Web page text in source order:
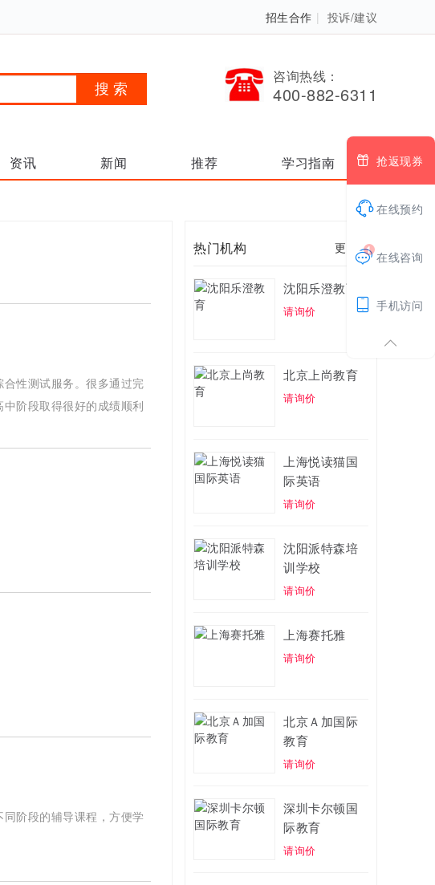
招生合作 | 投诉/建议
咨询热线：
400-882-6311
资讯 新闻 推荐 学习指南
性测试服务。很多通过完
阶段取得很好的成绩顺利
阶段的辅导课程，方便学
热门机构 更多 >
沈阳乐澄教育
请询价
北京上尚教育
请询价
上海悦读猫国
际英语
请询价
沈阳派特森培
训学校
请询价
上海赛托雅
请询价
北京Ａ加国际
教育
请询价
深圳卡尔顿国
际教育
请询价
 抢返现券
在线预约

1 在线咨询
 手机访问